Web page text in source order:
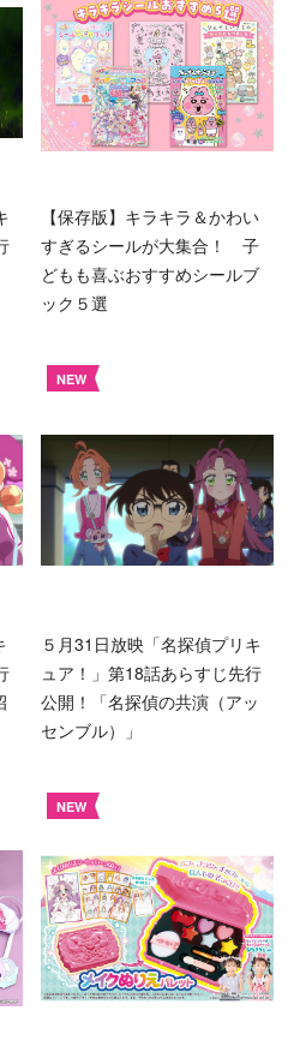
【保存版】キラキラ＆かわい
すぎるシールが大集合！ 子
どもも喜ぶおすすめシールブ
ック５選
NEW
５月31日放映「名探偵プリキ
ュア！」第18話あらすじ先行
公開！「名探偵の共演（アッ
センブル）」
NEW